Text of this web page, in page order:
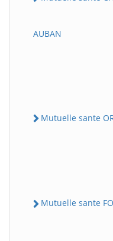
AUBAN
Mutuelle sante
Mutuelle sante